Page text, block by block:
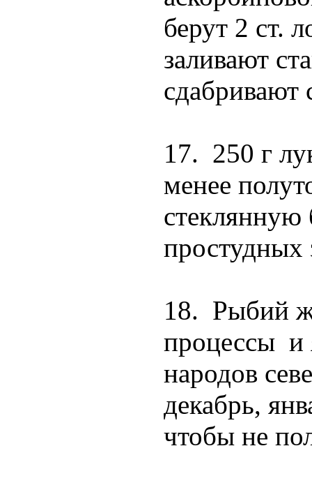
берут 2 ст.
заливают
сдабривают
17. 250 г
менее
стеклянную
простудных
18. Рыбий
процессы и
народов
декабрь,
чтобы не